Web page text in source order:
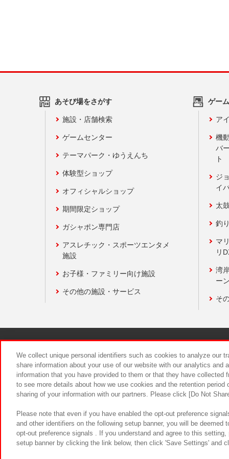
あそび場をさがす
施設・店舗検索
ゲームセンター
テーマパーク・ゆうえんち
体験型ショップ
オフィシャルショップ
期間限定ショップ
ガシャポン専門店
アスレチック・スポーツエンタメ
施設
お子様・ファミリー向け施設
その他の施設・サービス
ゲー
ア
機
バ
ト
ジ
イ
太
釣
マ
リ
湾
ー
そ
食品のご
We collect unique personal identifiers such as cookies to analyze our
share information about your use of our website with our analytics and
information that you have provided to them or that they have
to see more details about how we use cookies and the retention
sharing of your information with our partners. Please click [Do Not
Please note that even if you have enabled the opt-out preference
and other identifiers on the following setup banner, you will be
opt-out preference signals . If you understand and agree to this
setup banner by clicking the link below, then click 'Save Settings' and